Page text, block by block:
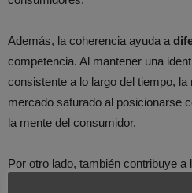
Además, la coherencia ayuda a
competencia. Al mantener una
consistente a lo largo del tiempo,
mercado saturado al posicionarse
la mente del consumidor.
Por otro lado, también contribuye a